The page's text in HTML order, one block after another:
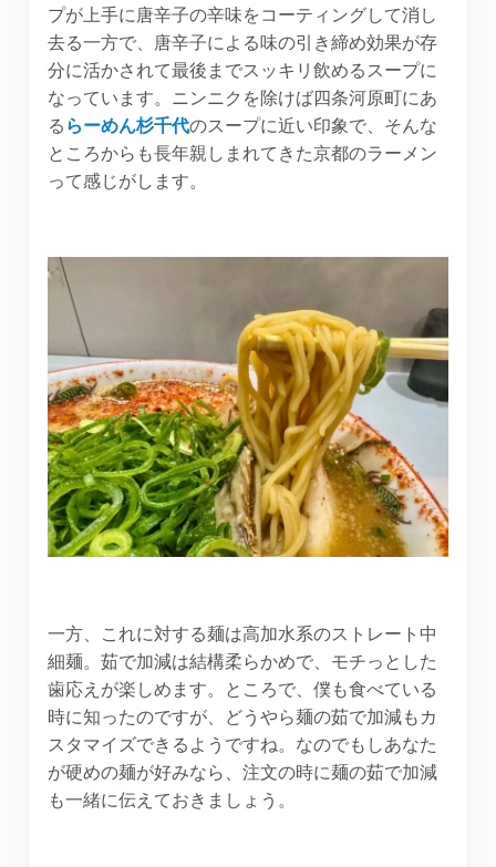
プが上手に唐辛子の辛味をコーティングして消し
去る一方で、唐辛子による味の引き締め効果が存
分に活かされて最後までスッキリ飲めるスープに
なっています。ニンニクを除けば四条河原町にあ
るらーめん杉千代のスープに近い印象で、そんな
ところからも長年親しまれてきた京都のラーメン
って感じがします。
一方、これに対する麺は高加水系のストレート中
細麺。茹で加減は結構柔らかめで、モチっとした
歯応えが楽しめます。ところで、僕も食べている
時に知ったのですが、どうやら麺の茹で加減もカ
スタマイズできるようですね。なのでもしあなた
が硬めの麺が好みなら、注文の時に麺の茹で加減
も一緒に伝えておきましょう。